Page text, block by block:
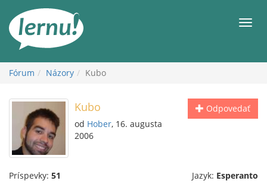
obsah
Fórum Názory Kubo
Odpovedať
Kubo
od Hober, 16. augusta
2006
Príspevky: 51 Jazyk: Esperanto